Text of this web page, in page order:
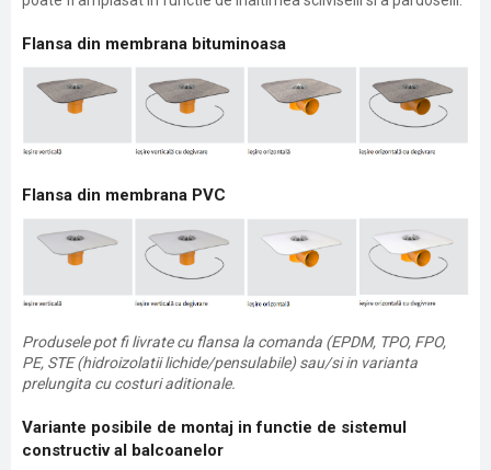
Flansa din membrana bituminoasa
Flansa din membrana PVC
Produsele pot fi livrate cu flansa la comanda (EPDM, TPO, FPO,
PE, STE (hidroizolatii lichide/pensulabile) sau/si in varianta
prelungita cu costuri aditionale.
Variante posibile de montaj in functie de sistemul
constructiv al balcoanelor